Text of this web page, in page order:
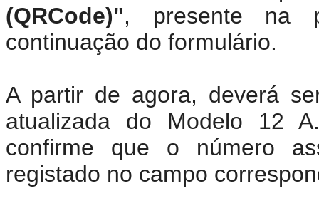
(QRCode)", presente na
continuação do formulário.
A partir de agora, deverá
atualizada do Modelo 12
confirme que o número
registado no campo